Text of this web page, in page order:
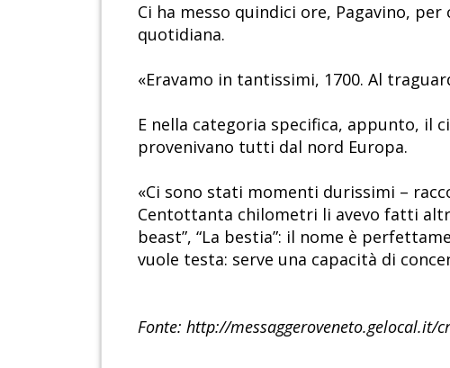
Ci ha messo quindici ore, Pagavino,
quotidiana.
«Eravamo in tantissimi, 1700. Al
E nella categoria specifica, appunto, il
provenivano tutti dal nord Europa.
«Ci sono stati momenti durissimi –
Centottanta chilometri li avevo fatti
beast”, “La bestia”: il nome è
vuole testa: serve una capacità di
Fonte: http://